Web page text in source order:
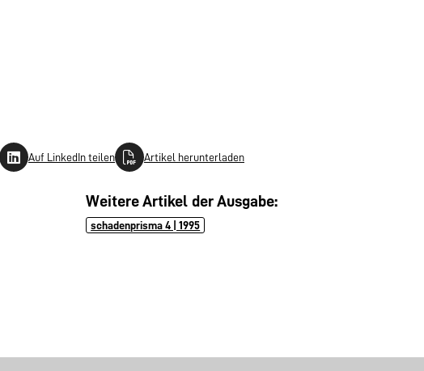
Auf LinkedIn teilen Artikel herunterladen
Weitere Artikel der Ausgabe:
schadenprisma 4 | 1995